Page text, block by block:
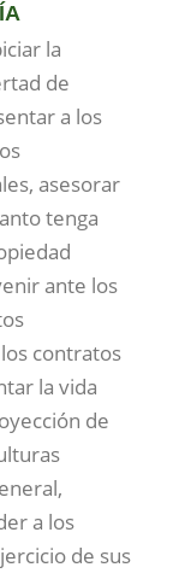
la
de
a los
asesorar
tenga
ante los
contratos
la vida
de
a los
de sus